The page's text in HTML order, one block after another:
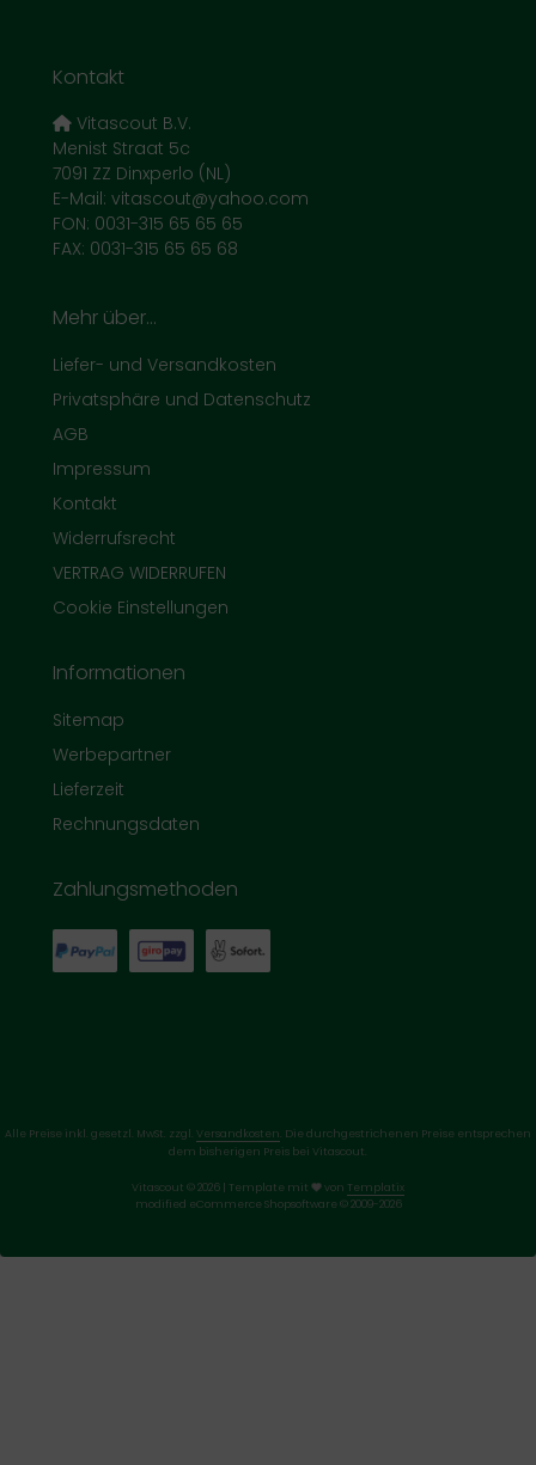
Kontakt
Vitascout B.V.
Menist Straat 5c
7091 ZZ Dinxperlo (NL)
E-Mail: vitascout@yahoo.com
FON: 0031-315 65 65 65
FAX: 0031-315 65 65 68
Mehr über...
Liefer- und Versandkosten
Privatsphäre und Datenschutz
AGB
Impressum
Kontakt
Widerrufsrecht
VERTRAG WIDERRUFEN
Cookie Einstellungen
Informationen
Sitemap
Werbepartner
Lieferzeit
Rechnungsdaten
Zahlungsmethoden
Alle Preise inkl. gesetzl. MwSt. zzgl. Versandkosten. Die durchgestrichenen Preise entsprechen
dem bisherigen Preis bei Vitascout.
Vitascout © 2026 | Template mit von Templatix
modified eCommerce Shopsoftware © 2009-2026